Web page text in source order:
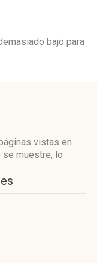
bajo para
vistas en
muestre, lo